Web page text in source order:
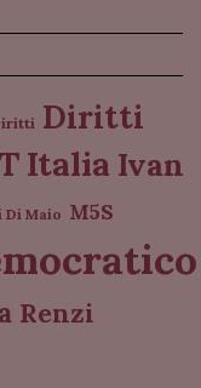
Diritti
Italia Ivan
Di Maio M5S
Renzi